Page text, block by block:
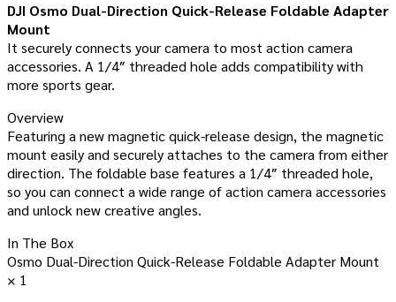
DJI Osmo Dual-Direction Quick-Release Foldable Adapter
Mount
It securely connects your camera to most action camera
accessories. A 1/4″ threaded hole adds compatibility with
more sports gear.
Overview
Featuring a new magnetic quick-release design, the magnetic
mount easily and securely attaches to the camera from either
direction. The foldable base features a 1/4″ threaded hole,
so you can connect a wide range of action camera accessories
and unlock new creative angles.
In The Box
Osmo Dual-Direction Quick-Release Foldable Adapter Mount
× 1